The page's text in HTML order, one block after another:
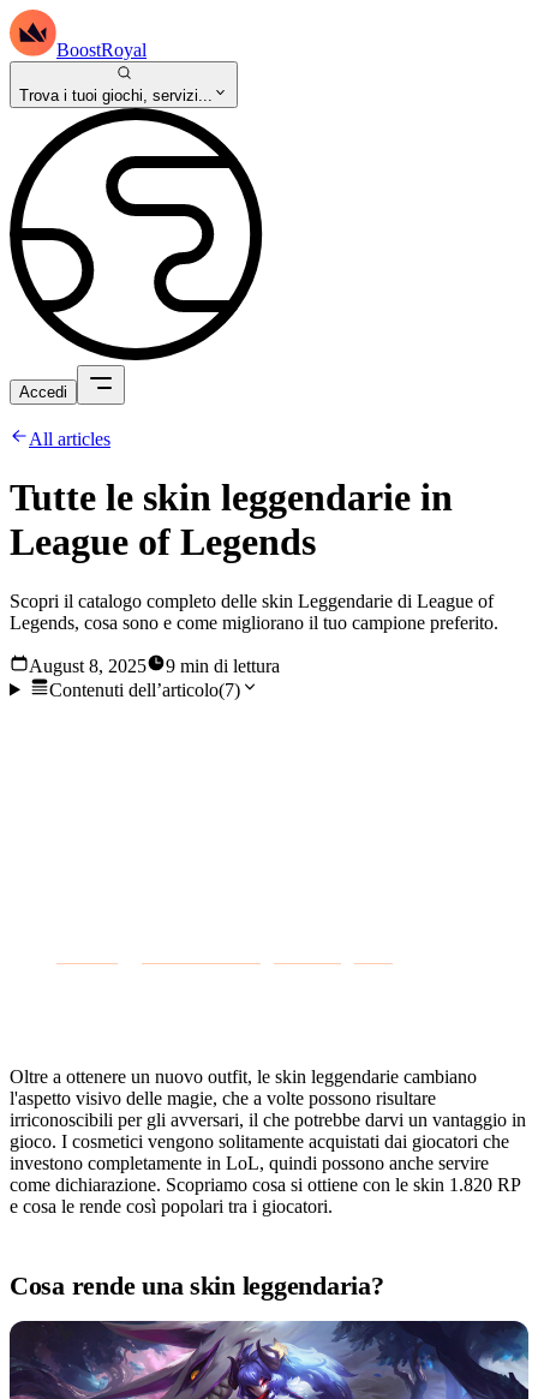
BoostRoyal
Trova i tuoi giochi, servizi...
Accedi
All articles
Tutte le skin leggendarie in
League of Legends
Scopri il catalogo completo delle skin Leggendarie di League of
Legends, cosa sono e come migliorano il tuo campione preferito.
August 8, 2025
9 min di lettura
Contenuti dell’articolo(7)
Oltre a ottenere un nuovo outfit, le skin leggendarie cambiano
l'aspetto visivo delle magie, che a volte possono risultare
irriconoscibili per gli avversari, il che potrebbe darvi un vantaggio in
gioco. I cosmetici vengono solitamente acquistati dai giocatori che
investono completamente in LoL, quindi possono anche servire
come dichiarazione. Scopriamo cosa si ottiene con le skin 1.820 RP
e cosa le rende così popolari tra i giocatori.
Cosa rende una skin leggendaria?